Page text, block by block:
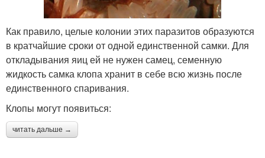
Как правило, целые колонии этих паразитов образуются
в кратчайшие сроки от одной единственной самки. Для
откладывания яиц ей не нужен самец, семенную
жидкость самка клопа хранит в себе всю жизнь после
единственного спаривания.
Клопы могут появиться:
читать дальше →